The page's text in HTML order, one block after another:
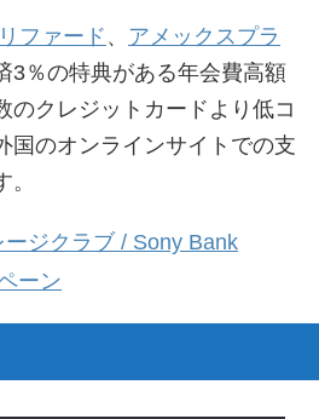
ファード 、 アメックスプラ
3％の特典がある年会費高額
のクレジットカードより低コ
国のオンラインサイトでの支
ジクラブ / Sony Bank
ーン